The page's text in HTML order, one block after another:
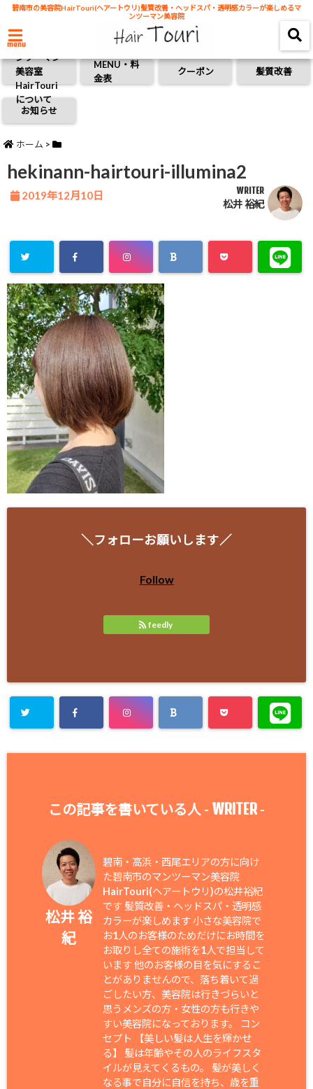
碧南市の美容院HairTouri(ヘアートウリ)髪質改善・ヘッドスパ・透明感カラーが楽しめるマ
ンツーマン美容院
menu碧南市のマ
ンツーマン
美容室
HairTouri
について
MENU・料
金表
クーポン 髪質改善
お知らせ
ホーム >
hekinann-hairtouri-illumina2
2019年12月10日 WRITER
松井 裕紀
＼フォローお願いします／
Follow
feedly
この記事を書いている人 - WRITER-
松井 裕
紀
碧南・高浜・西尾エリアの方に向け
た碧南市のマンツーマン美容院
HairTouri(ヘアートウリ)の松井裕紀
です 髪質改善・ヘッドスパ・透明感
カラーが楽しめます 小さな美容院で
お1人のお客様のためだけにお時間を
お取りし全ての施術を1人で担当して
います 他のお客様の目を気にするこ
とがありませんので、落ち着いて過
ごしたい方、美容院は行きづらいと
思うメンズの方・女性の方も行きや
すい美容院になっております。 コン
セプト 【美しい髪は人生を輝かせ
る】 髪は年齢やその人のライフスタ
イルが見えてくるもの。 髪が美しく
なる事で自分に自信を持ち、歳を重